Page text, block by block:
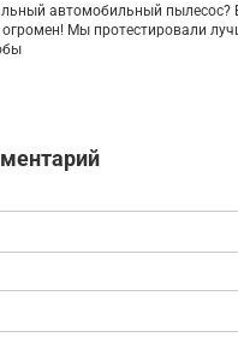
автомобильный пылесос?
огромен! Мы протестировали